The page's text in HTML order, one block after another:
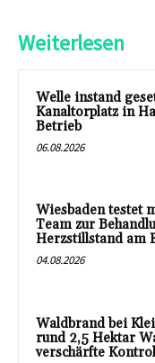
Weiterlesen
Welle instand
Kanaltorplatz in
Betrieb
06.08.2026
Wiesbaden testet
Team zur
Herzstillstand am
04.08.2026
Waldbrand bei
rund 2,5 Hektar
verschärfte